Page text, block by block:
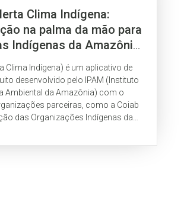
Clima Indígena:
na palma da mão para
Indígenas da Amazônia
Clima Indígena) é um aplicativo de
desenvolvido pelo IPAM (Instituto
Ambiental da Amazônia) com o
parceiras, como a Coiab
das Organizações Indígenas da